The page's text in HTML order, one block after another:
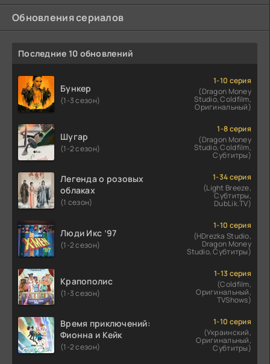
Обновления сериалов
Последние 10 обновлений
Бункер
(1-3 сезон)
1-10 серия
(Dragon Money
Studio, Coldfilm,
Оригинальный)
Шугар
(1-2 сезон)
1-8 серия
(Dragon Money
Studio, Coldfilm,
Субтитры)
Легенда о розовых
облаках
(1 сезон)
1-34 серия
(Light Breeze,
Субтитры,
DubLik.TV)
Люди Икс ’97
(1-2 сезон)
1-10 серия
(HDrezka Studio,
Dragon Money
Studio, Субтитры)
Крапополис
(1-3 сезон)
1-13 серия
(Coldfilm,
Оригинальный,
TVShows)
Время приключений:
Фионна и Кейк
(1-2 сезон)
1-10 серия
(Украинский,
Оригинальный,
Субтитры)